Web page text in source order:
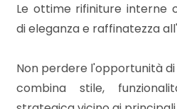
Le ottime rifiniture interne
di eleganza e raffinatezza
Non perdere l'opportunità
combina stile,